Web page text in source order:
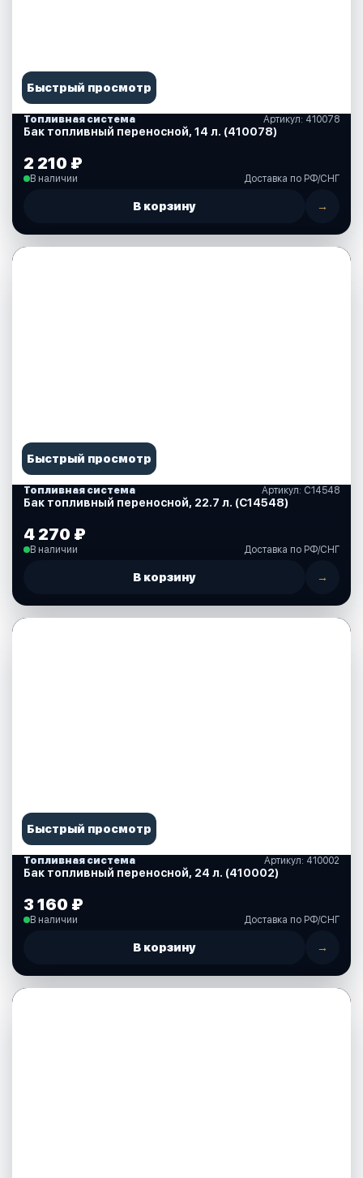
Быстрый просмотр
Топливная система Артикул: 410078
Бак топливный переносной, 14 л. (410078)
2 210 ₽
В наличии Доставка по РФ/СНГ
В корзину →
Быстрый просмотр
Топливная система Артикул: С14548
Бак топливный переносной, 22.7 л. (С14548)
4 270 ₽
В наличии Доставка по РФ/СНГ
В корзину →
Быстрый просмотр
Топливная система Артикул: 410002
Бак топливный переносной, 24 л. (410002)
3 160 ₽
В наличии Доставка по РФ/СНГ
В корзину →